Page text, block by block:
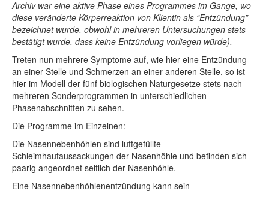
Archiv war eine aktive Phase eines Programmes im Gange, wo
diese veränderte Körperreaktion von Klientin als “Entzündung”
bezeichnet wurde, obwohl in mehreren Untersuchungen stets
bestätigt wurde, dass keine Entzündung vorliegen würde).
Treten nun mehrere Symptome auf, wie hier eine Entzündung
an einer Stelle und Schmerzen an einer anderen Stelle, so ist
hier im Modell der fünf biologischen Naturgesetze stets nach
mehreren Sonderprogrammen in unterschiedlichen
Phasenabschnitten zu sehen.
Die Programme im Einzelnen:
Die Nasennebenhöhlen sind luftgefüllte
Schleimhautaussackungen der Nasenhöhle und befinden sich
paarig angeordnet seitlich der Nasenhöhle.
Eine Nasennebenhöhlenentzündung kann sein